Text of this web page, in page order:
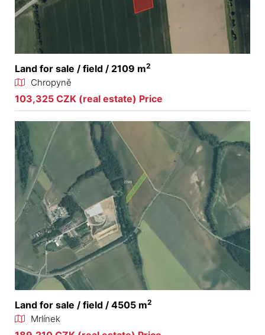
Land for sale / field / 2109 m2
Chropyně
103,325 CZK (real estate) Price
Land for sale / field / 4505 m2
Mrlínek